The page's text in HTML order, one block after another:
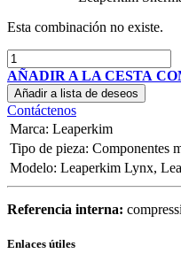
Esta combinación no existe.
AÑADIR A LA CESTA
Añadir a lista de deseos
Contáctenos
Marca: Leaperkim
Tipo de pieza: Componentes
Modelo: Leaperkim Lynx,
Referencia interna:
Enlaces útiles